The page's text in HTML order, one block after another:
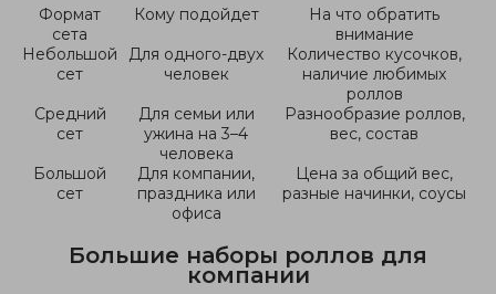
Формат
сета
Кому подойдет
На что обратить
внимание
Небольшой
сет
Для одного-двух
человек
Количество кусочков,
наличие любимых
роллов
Средний
сет
Для семьи или
ужина на 3–4
человека
Разнообразие роллов,
вес, состав
Большой
сет
Для компании,
праздника или
офиса
Цена за общий вес,
разные начинки, соусы
Большие наборы роллов для
компании